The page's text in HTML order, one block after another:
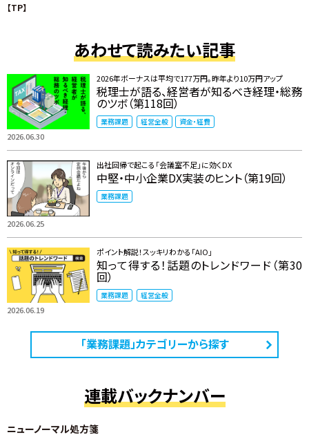
【TP】
あわせて読みたい記事
2026.06.30
2026年ボーナスは平均で177万円。昨年より10万円アップ
税理士が語る、経営者が知るべき経理・総務
のツボ（第118回）
業務課題 経営全般 資金・経費
2026.06.25
出社回帰で起こる「会議室不足」に効くDX
中堅・中小企業DX実装のヒント（第19回）
業務課題
2026.06.19
ポイント解説！スッキリわかる「AIO」
知って得する！話題のトレンドワード（第30
回）
業務課題 経営全般
「業務課題」カテゴリーから探す
連載バックナンバー
ニューノーマル処方箋